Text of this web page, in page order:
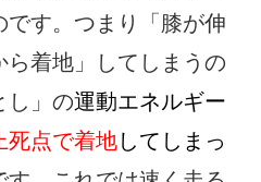
です。つまり「膝が伸
着地」してしまうの
し」の運動エネルギー
死点で着地してしまっ